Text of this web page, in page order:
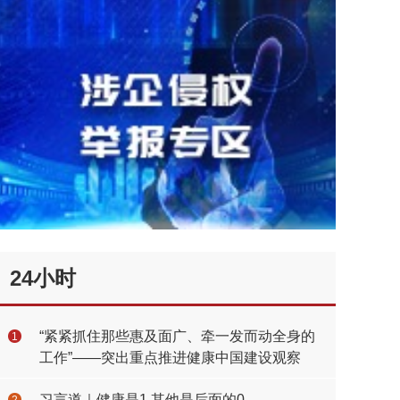
24小时
1
“紧紧抓住那些惠及面广、牵一发而动全身的
工作”——突出重点推进健康中国建设观察